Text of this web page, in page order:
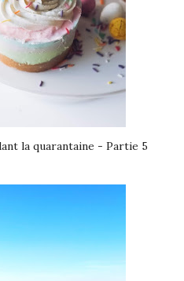
la quarantaine - Partie 5